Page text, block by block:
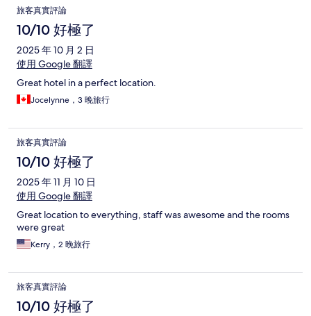
旅客真實評論
10/10 好極了
2025 年 10 月 2 日
使用 Google 翻譯
Great hotel in a perfect location.
Jocelynne，3 晚旅行
旅客真實評論
10/10 好極了
2025 年 11 月 10 日
使用 Google 翻譯
Great location to everything, staff was awesome and the rooms
were great
Kerry，2 晚旅行
旅客真實評論
10/10 好極了